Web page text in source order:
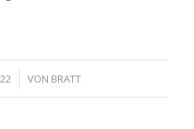
VON BRATT